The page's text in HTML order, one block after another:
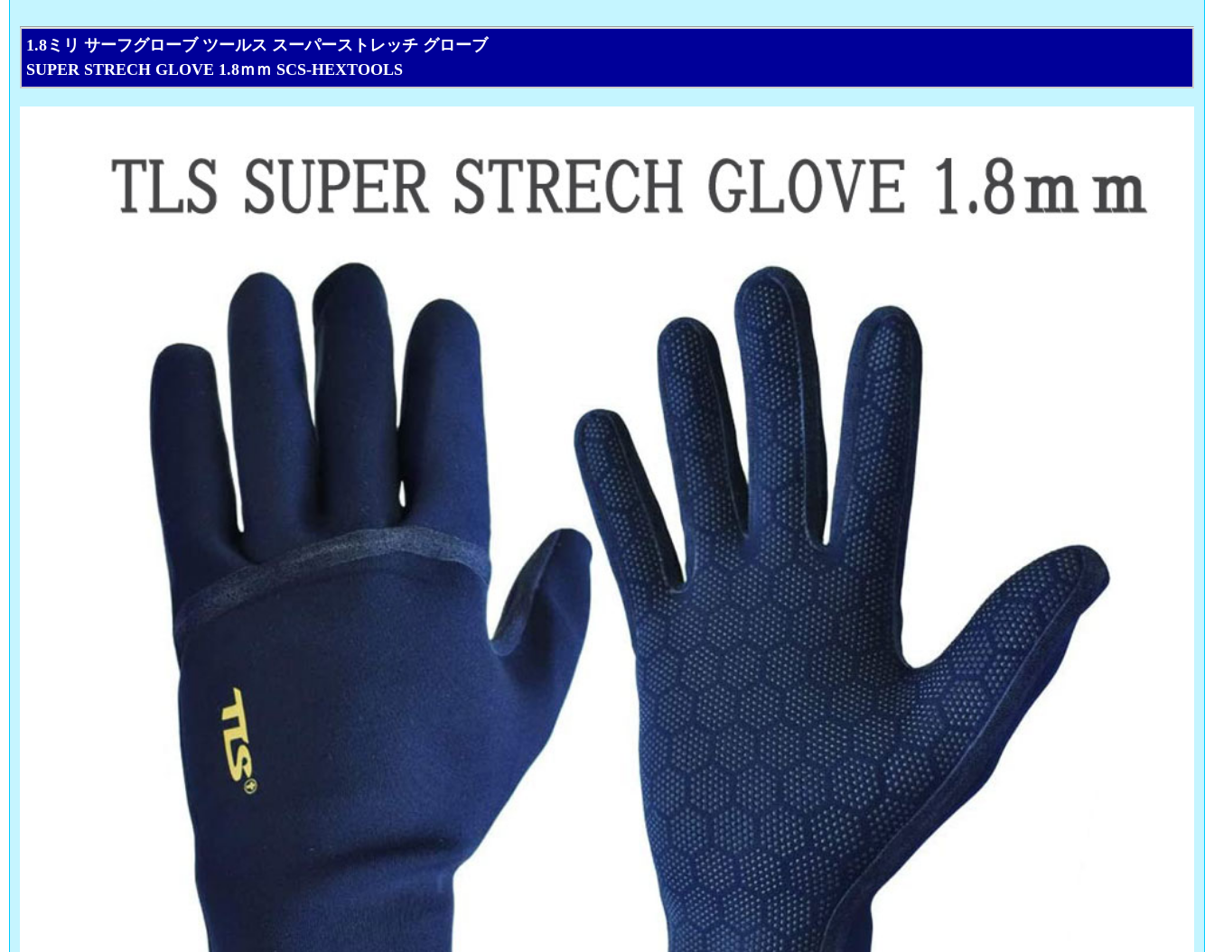
1.8ミリ サーフグローブ ツールス スーパーストレッチ グローブ
SUPER STRECH GLOVE 1.8ｍｍ SCS-HEXTOOLS